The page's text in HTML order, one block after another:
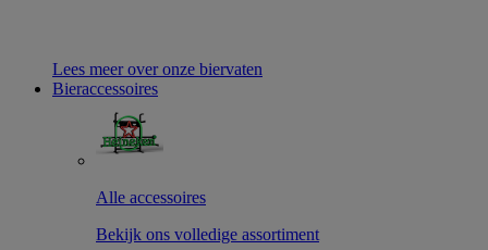
Lees meer over onze biervaten
Bieraccessoires
Alle accessoires
Bekijk ons volledige assortiment